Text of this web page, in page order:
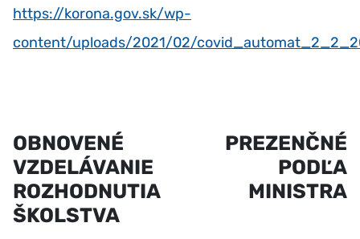
https://korona.gov.sk/wp-
content/uploads/2021/02/
OBNOVENÉ PREZENČNÉ
VZDELÁVANIE PODĽA
ROZHODNUTIA MINISTRA
ŠKOLSTVA